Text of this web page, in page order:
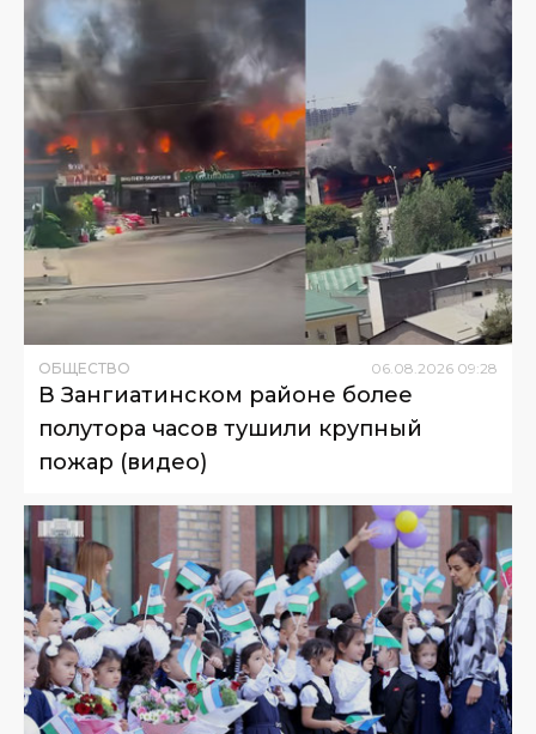
ОБЩЕСТВО 06.08.2026 09:28
В Зангиатинском районе более
полутора часов тушили крупный
пожар (видео)